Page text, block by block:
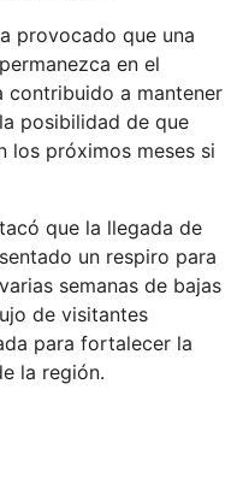
provocado que una
en el
contribuido a mantener
posibilidad de que
los próximos meses si
que la llegada de
un respiro para
semanas de bajas
de visitantes
para fortalecer la
la región.